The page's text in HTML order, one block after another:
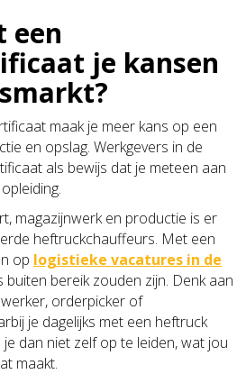
een
je kansen
maak je meer kans op een
en opslag. Werkgevers in de
als bewijs dat je meteen aan
magazijnwerk en productie is er
heftruckchauffeurs. Met een
op logistieke vacatures in de
buiten bereik zouden zijn. Denk aan
orderpicker of
je dagelijks met een heftruck
dan niet zelf op te leiden, wat jou
maakt.